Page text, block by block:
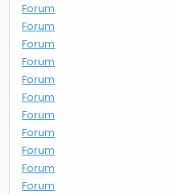
Forum
Forum
Forum
Forum
Forum
Forum
Forum
Forum
Forum
Forum
Forum